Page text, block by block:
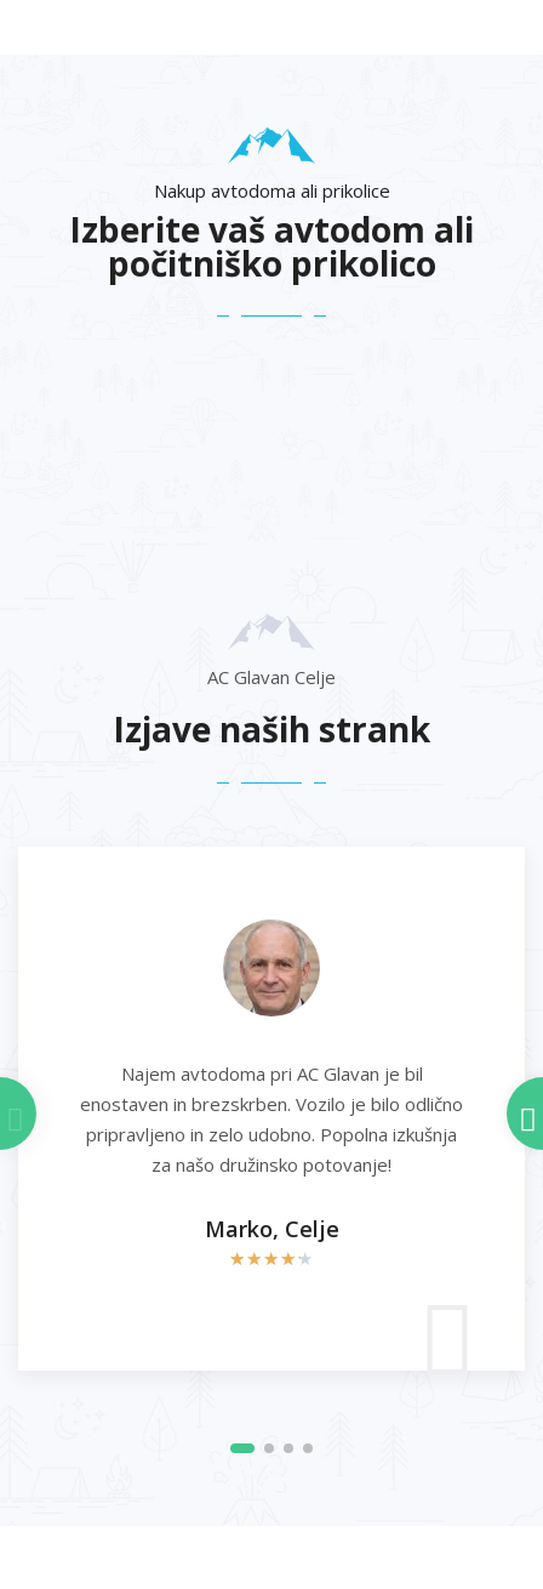
Nakup avtodoma ali prikolice
Izberite vaš avtodom ali
počitniško prikolico
AC Glavan Celje
Izjave naših strank
Najem avtodoma pri AC Glavan je bil
enostaven in brezskrben. Vozilo je bilo odlično
pripravljeno in zelo udobno. Popolna izkušnja
za našo družinsko potovanje!
Marko, Celje
★★★★★